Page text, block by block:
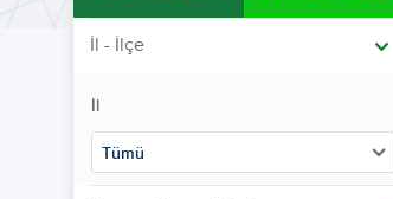
İl - İlçe
İl
Tümü